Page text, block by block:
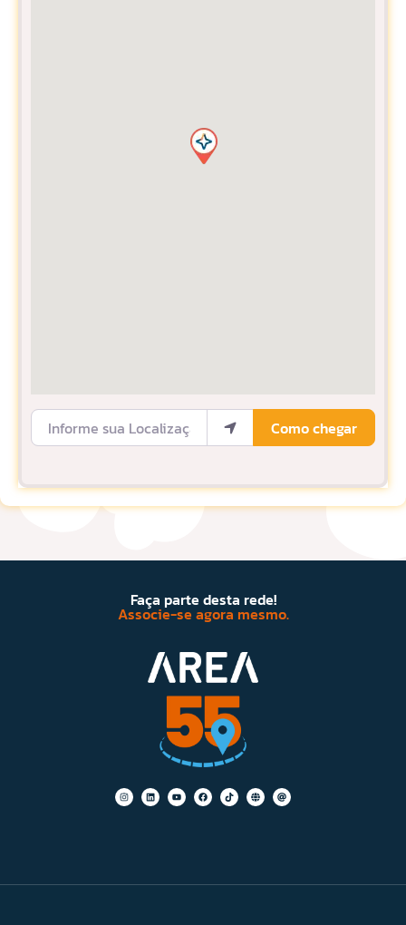
Informe sua Localização
Como chegar
Faça parte desta rede!
Associe-se agora mesmo.